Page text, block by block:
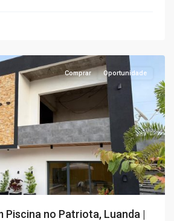
Comprar Oportunidade
Piscina no Patriota, Luanda |